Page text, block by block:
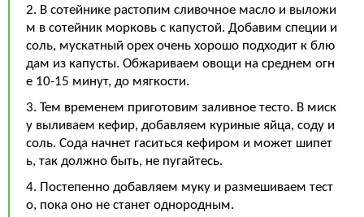
2. В сотейнике растопим сливочное масло и выложи
м в сотейник морковь с капустой. Добавим специи и
соль, мускатный орех очень хорошо подходит к блю
дам из капусты. Обжариваем овощи на среднем огн
е 10-15 минут, до мягкости.
3. Тем временем приготовим заливное тесто. В миск
у выливаем кефир, добавляем куриные яйца, соду и
соль. Сода начнет гаситься кефиром и может шипет
ь, так должно быть, не пугайтесь.
4. Постепенно добавляем муку и размешиваем тест
о, пока оно не станет однородным.